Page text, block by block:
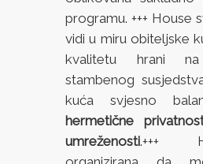
programu. +++ House
vidi u miru obiteljske
kvalitetu hrani na
stambenog
kuća svjesno
hermetične
umreženosti.+++